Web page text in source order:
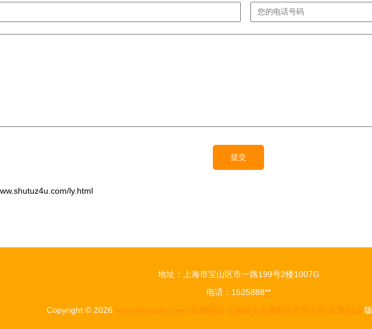
ly.html
地址：上海市宝山区市一路199号2楼1007G
电话：1525888**
Copyright © 2026 www.shutuz4u.com 金属制品 上海臻玉金属制品有限公司 金属制品